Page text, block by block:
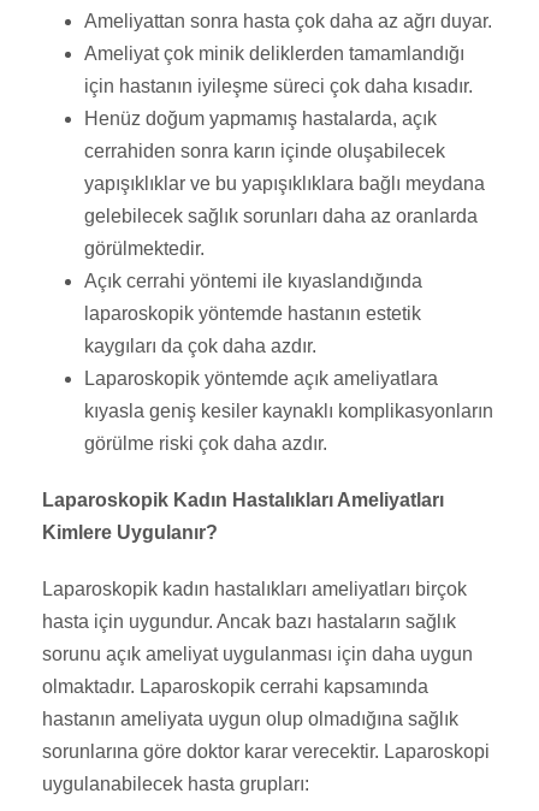
Ameliyattan sonra hasta çok daha az ağrı duyar.
Ameliyat çok minik deliklerden tamamlandığı
için hastanın iyileşme süreci çok daha kısadır.
Henüz doğum yapmamış hastalarda, açık
cerrahiden sonra karın içinde oluşabilecek
yapışıklıklar ve bu yapışıklıklara bağlı meydana
gelebilecek sağlık sorunları daha az oranlarda
görülmektedir.
Açık cerrahi yöntemi ile kıyaslandığında
laparoskopik yöntemde hastanın estetik
kaygıları da çok daha azdır.
Laparoskopik yöntemde açık ameliyatlara
kıyasla geniş kesiler kaynaklı komplikasyonların
görülme riski çok daha azdır.
Laparoskopik Kadın Hastalıkları Ameliyatları
Kimlere Uygulanır?
Laparoskopik kadın hastalıkları ameliyatları birçok
hasta için uygundur. Ancak bazı hastaların sağlık
sorunu açık ameliyat uygulanması için daha uygun
olmaktadır. Laparoskopik cerrahi kapsamında
hastanın ameliyata uygun olup olmadığına sağlık
sorunlarına göre doktor karar verecektir. Laparoskopi
uygulanabilecek hasta grupları: